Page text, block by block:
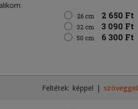
26 cm 2 650 Ft
32 cm 3 090 Ft
50 cm 6 300 Ft
Feltétek: képpel szöveggel